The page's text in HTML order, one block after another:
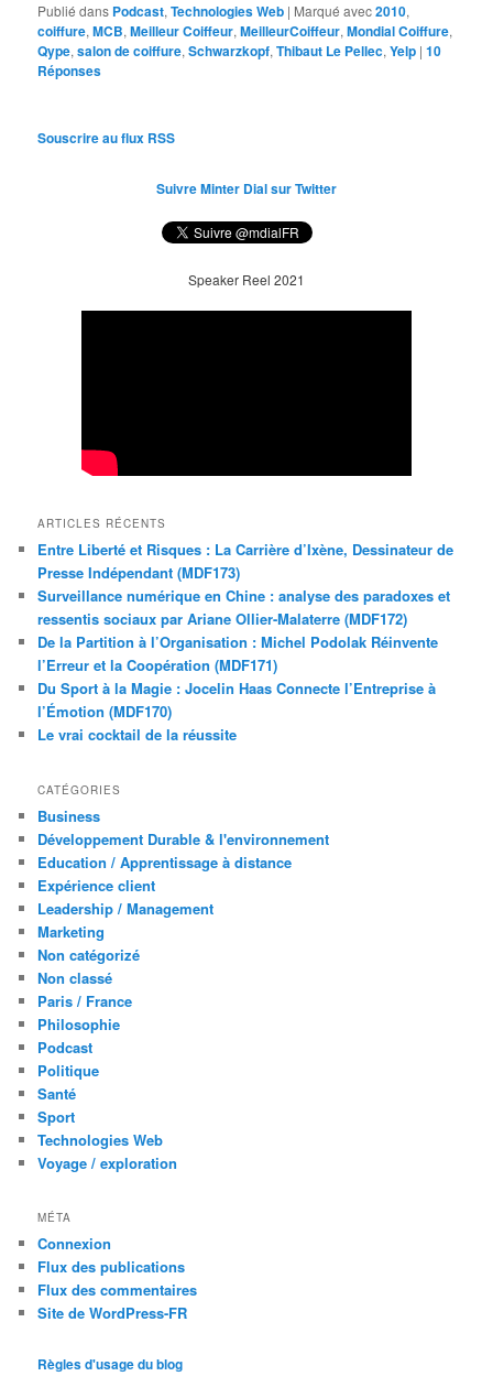
Publié dans Podcast,Technologies Web | Marqué avec2010,
coiffure,MCB,Meilleur Coiffeur,MeilleurCoiffeur,Mondial Coiffure,
Qype,salon de coiffure,Schwarzkopf,Thibaut Le Pellec,Yelp |10
Réponses
Souscrire au flux RSS
Suivre Minter Dial sur Twitter
Speaker Reel 2021
ARTICLES RÉCENTS
Entre Liberté et Risques : La Carrière d’Ixène, Dessinateur de
Presse Indépendant (MDF173)
Surveillance numérique en Chine : analyse des paradoxes et
ressentis sociaux par Ariane Ollier-Malaterre (MDF172)
De la Partition à l’Organisation : Michel Podolak Réinvente
l’Erreur et la Coopération (MDF171)
Du Sport à la Magie : Jocelin Haas Connecte l’Entreprise à
l’Émotion (MDF170)
Le vrai cocktail de la réussite
CATÉGORIES
Business
Développement Durable & l'environnement
Education / Apprentissage à distance
Expérience client
Leadership / Management
Marketing
Non catégorizé
Non classé
Paris / France
Philosophie
Podcast
Politique
Santé
Sport
Technologies Web
Voyage / exploration
MÉTA
Connexion
Flux des publications
Flux des commentaires
Site de WordPress-FR
Règles d'usage du blog